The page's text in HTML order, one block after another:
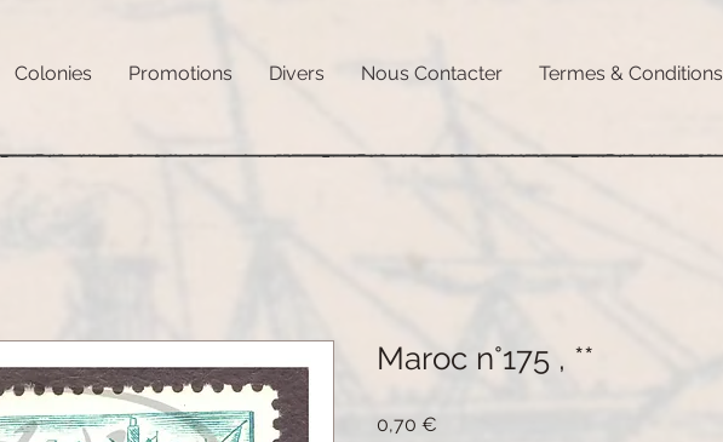
Colonies Promotions Divers Nous Contacter Termes & Conditions
Maroc n°175 , **
0,70 €